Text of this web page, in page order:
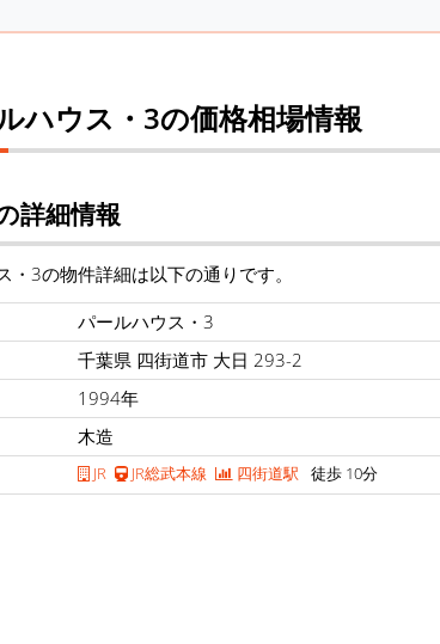
ハウス・3の価格相場情報
詳細情報
・3の物件詳細は以下の通りです。
パールハウス・3
千葉県 四街道市 大日 293-2
1994年
木造
JR JR総武本線 四街道駅 徒歩 10分